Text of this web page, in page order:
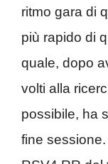
ritmo gara di
più rapido di
quale, dopo
volti alla
possibile, ha
fine sessione.